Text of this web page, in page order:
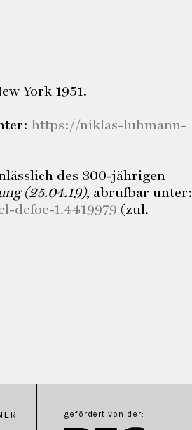
York 1951.
https://niklas-luhmann-
des 300-jährigen
(25.04.19), abrufbar unter:
defoe-1.4419979 (zul.
gefördert von der: